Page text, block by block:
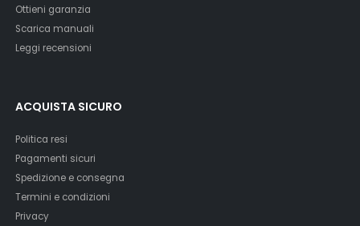
Ottieni garanzia
Scarica manuali
Leggi recensioni
ACQUISTA SICURO
Politica resi
Pagamenti sicuri
Spedizione e consegna
Termini e condizioni
Privacy